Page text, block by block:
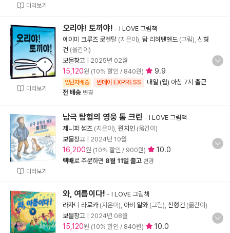
미리보기
미리보기
오리야! 토끼야! - I LOVE 그림책
에이미 크루즈 로젠탈 (지은이), 탐 리히텐헬드 (그림), 신형
건 (옮긴이)
보물창고
2025년 02월
15,120원 (10% 할인 / 840원) 9.9
양탄자배송 썬데이 EXPRESS 내일 (월) 아침 7시 출근
전 배송 변경
미리보기
남극 탐험의 영웅 톰 크린 - I LOVE 그림책
제니퍼 썸즈 (지은이), 원지인 (옮긴이)
보물창고
2024년 10월
16,200원 (10% 할인 / 900원) 10.0
택배로 주문하면 8월 11일 출고 변경
와, 여름이다! - I LOVE 그림책
라자니 라로카(지은이), 아비 알와(그림), 신형건 (옮긴이)
보물창고
2024년 08월
15,120원 (10% 할인 / 840원) 10.0